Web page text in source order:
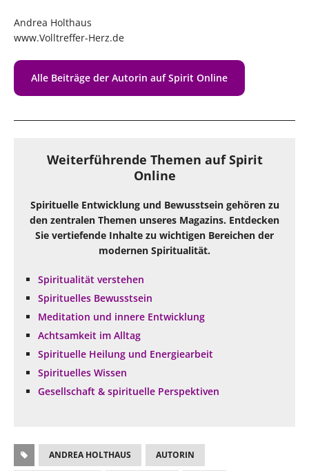
Andrea Holthaus
www.Volltreffer-Herz.de
Alle Beiträge der Autorin auf Spirit Online
Weiterführende Themen auf Spirit
Online
Spirituelle Entwicklung und Bewusstsein gehören zu
den zentralen Themen unseres Magazins. Entdecken
Sie vertiefende Inhalte zu wichtigen Bereichen der
modernen Spiritualität.
Spiritualität verstehen
Spirituelles Bewusstsein
Meditation und innere Entwicklung
Achtsamkeit im Alltag
Spirituelle Heilung und Energiearbeit
Spirituelles Wissen
Gesellschaft & spirituelle Perspektiven
ANDREA HOLTHAUS AUTORIN